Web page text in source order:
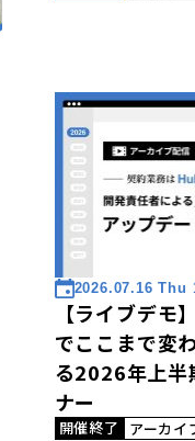
2026.07.16 Thu
【ライブデ
でここまで変
る2026年上半
ナー
開催終了
アーカイ